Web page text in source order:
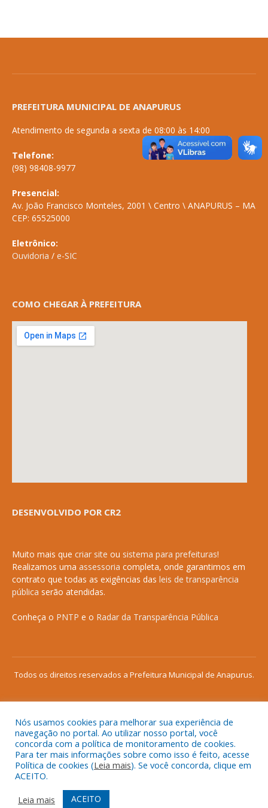
PREFEITURA MUNICIPAL DE ANAPURUS
Atendimento de segunda a sexta de 08:00 às 14:00
Telefone:
(98) 98408-9977
Presencial:
Av. João Francisco Monteles, 2001 \ Centro \ ANAPURUS – MA
CEP: 65525000
Eletrônico:
Ouvidoria / e-SIC
COMO CHEGAR À PREFEITURA
DESENVOLVIDO POR CR2
Muito mais que criar site ou sistema para prefeituras!
Realizamos uma assessoria completa, onde garantimos em
contrato que todas as exigências das leis de transparência
pública serão atendidas.
Conheça o PNTP e o Radar da Transparência Pública
Todos os direitos reservados a Prefeitura Municipal de Anapurus.
Mapa do Site
Acessar Área Administrativa
Acessar o Webmail
Nós usamos cookies para melhorar sua experiência de
navegação no portal. Ao utilizar nosso portal, você
concorda com a política de monitoramento de cookies.
Para ter mais informações sobre como isso é feito, acesse
Política de cookies (Leia mais). Se você concorda, clique em
ACEITO.
Leia mais
ACEITO